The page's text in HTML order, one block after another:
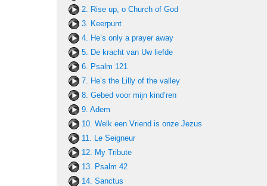
2. Rise up, o Church of God
3. Keerpunt
4. He’s only a prayer away
5. De kracht van Uw liefde
6. Psalm 121
7. He’s the Lilly of the valley
8. Gebed voor mijn kind’ren
9. Adem
10. Welk een Vriend is onze Jezus
11. Le Seigneur
12. My Tribute
13. Psalm 42
14. Sanctus